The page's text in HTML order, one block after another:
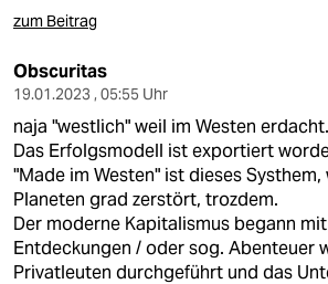
zum Beitrag
Obscuritas
19.01.2023 , 05:55 Uhr
naja "westlich" weil im Westen erdacht.
Das Erfolgsmodell ist exportiert
"Made im Westen" ist dieses Systhem,
Planeten grad zerstört, trozdem.
Der moderne Kapitalismus begann
Entdeckungen / oder sog. Abenteuer
Privatleuten durchgeführt und das